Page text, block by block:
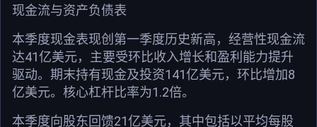
现金流与资产负债表
本季度现金表现创第一季度历史新高，经营性现金流
达41亿美元，主要受环比收入增长和盈利能力提升
驱动。期末持有现金及投资141亿美元，环比增加8
亿美元。核心杠杆比率为1.2倍。
本季度向股东回馈21亿美元，其中包括以平均每股